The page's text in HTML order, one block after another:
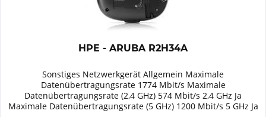
HPE - ARUBA R2H34A
Sonstiges Netzwerkgerät Allgemein Maximale
Datenübertragungsrate 1774 Mbit/s Maximale
Datenübertragungsrate (2,4 GHz) 574 Mbit/s 2,4 GHz Ja
Maximale Datenübertragungsrate (5 GHz) 1200 Mbit/s 5 GHz Ja